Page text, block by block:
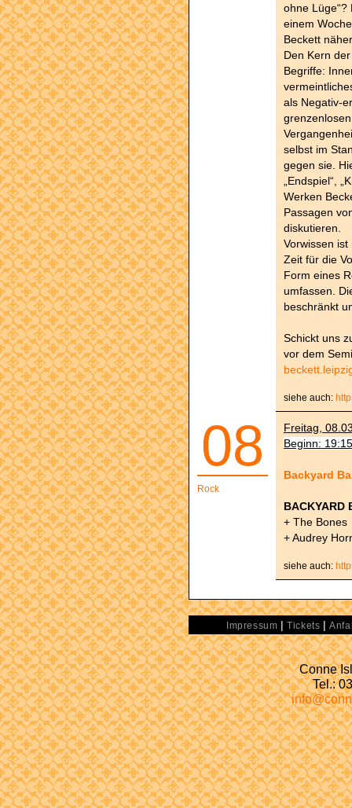
ohne
einem
Beckett
Den Kern
Begriffe:
als Negativ-
selbst im
gegen sie.
„Endspiel“,
Werken
Passagen
diskutieren.
Vorwissen
Zeit für die
Form eines
umfassen.
beschränkt
Schickt uns
vor dem
siehe auch:
08
Rock
Freitag,
Beginn:
Backyard
BACKYARD
+ The Bones
+ Audrey
siehe auch:
Impressum |Tickets |
Conne
Tel.: